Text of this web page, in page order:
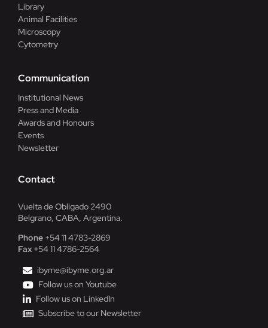
Library
Animal Facilities
Microscopy
Cytometry
Communication
Institutional News
Press and Media
Awards and Honours
Events
Newsletter
Contact
Vuelta de Obligado 2490
Belgrano, CABA, Argentina.
Phone+54 11 4783-2869
Fax+54 11 4786-2564
ibyme@ibyme.org.ar
Follow us on Youtube
Follow us on LinkedIn
Subscribe to our Newsletter